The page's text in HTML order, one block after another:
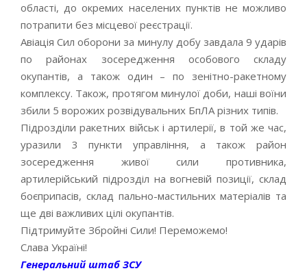
області, до окремих населених пунктів не можливо
потрапити без місцевої реєстрації.
Авіація Сил оборони за минулу добу завдала 9 ударів
по районах зосередження особового складу
окупантів, а також один – по зенітно-ракетному
комплексу. Також, протягом минулої доби, наші воїни
збили 5 ворожих розвідувальних БпЛА різних типів.
Підрозділи ракетних військ і артилерії, в той же час,
уразили 3 пункти управління, а також район
зосередження живої сили противника,
артилерійський підрозділ на вогневій позиції, склад
боєприпасів, склад пально-мастильних матеріалів та
ще дві важливих цілі окупантів.
Підтримуйте Збройні Сили! Переможемо!
Слава Україні!
Генеральний штаб ЗСУ